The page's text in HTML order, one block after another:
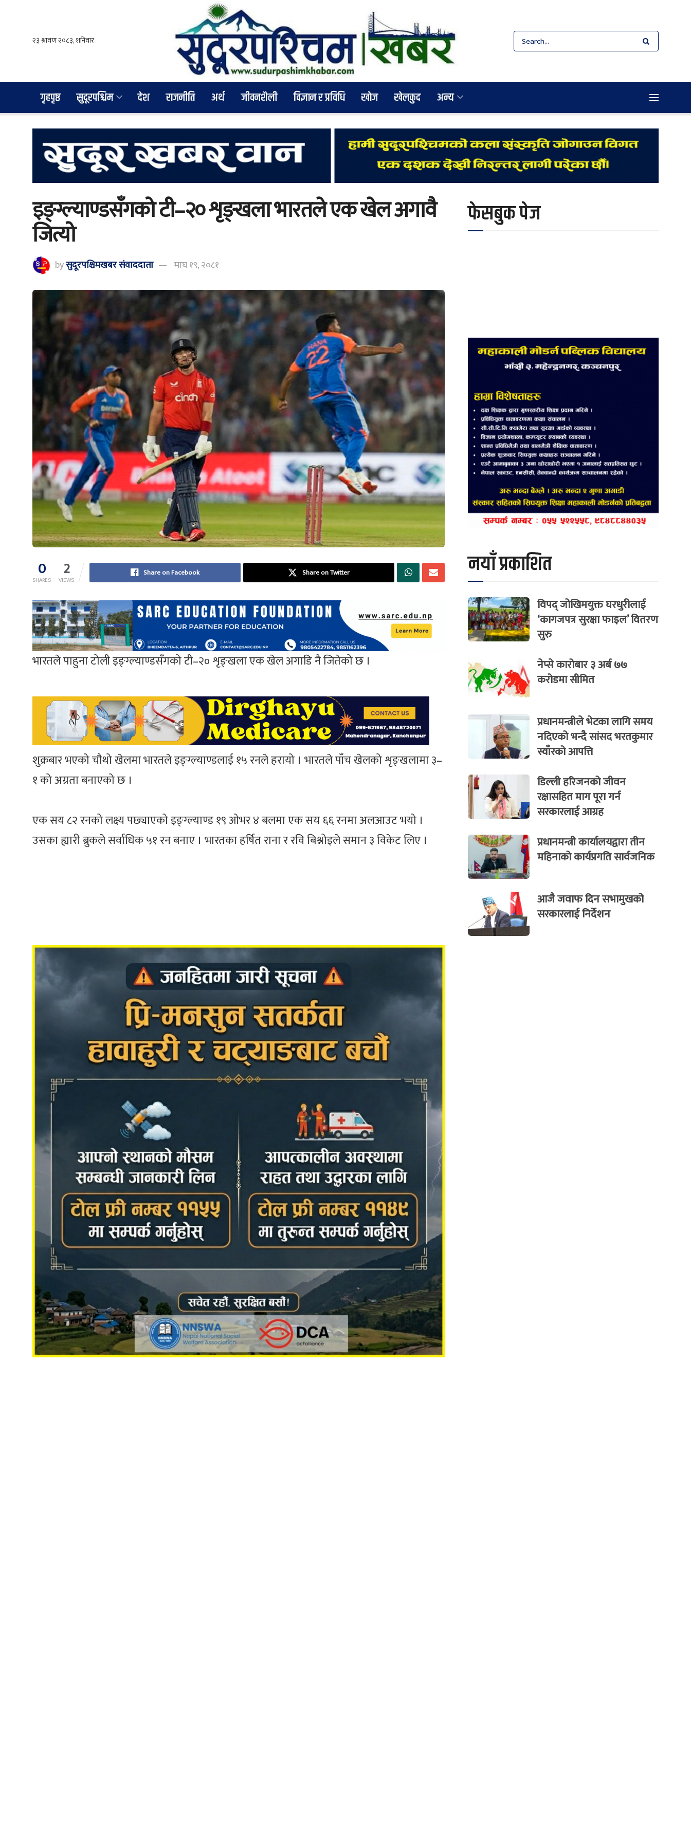
गृहपृष्ठ सुदूरपश्चिम देश राजनीति अर्थ जीवनशैली विज्ञान र प्रविधि खाेज खेलकुद अन्य
इङ्ग्ल्याण्डसँगको टी–२० शृङ्खला भारतले एक खेल अगावै
जित्यो
byसुदूरपश्चिमखबर संंवाददाता माघ १९, २०८१
0
SHARES 2
VIEWS
Share on Facebook Share on Twitter
भारतले पाहुना टोली इङ्ग्ल्याण्डसँगको टी–२० शृङ्खला एक खेल अगाडि नै जितेको छ ।
शुक्रबार भएको चौथो खेलमा भारतले इङ्ग्ल्याण्डलाई १५ रनले हरायो । भारतले पाँच खेलको शृङ्खलामा ३–
१ को अग्रता बनाएको छ ।
एक सय ८२ रनको लक्ष्य पछ्याएको इङ्ग्ल्याण्ड १९ ओभर ४ बलमा एक सय ६६ रनमा अलआउट भयो ।
उसका ह्यारी ब्रुकले सर्वाधिक ५१ रन बनाए । भारतका हर्षित राना र रवि बिश्नोइले समान ३ विकेट लिए ।
फेसबुक पेज
नयाँ प्रकाशित
विपद् जोखिमयुक्त घरधुरीलाई
‘कागजपत्र सुरक्षा फाइल’ वितरण
सुरु
नेप्से कारोबार ३ अर्ब ७७
करोडमा सीमित
प्रधानमन्त्रीले भेटका लागि समय
नदिएको भन्दै सांसद भरतकुमार
स्वाँरको आपत्ति
डिल्ली हरिजनको जीवन
रक्षासहित माग पूरा गर्न
सरकारलाई आग्रह
प्रधानमन्त्री कार्यालयद्वारा तीन
महिनाको कार्यप्रगति सार्वजनिक
आजै जवाफ दिन सभामुखको
सरकारलाई निर्देशन